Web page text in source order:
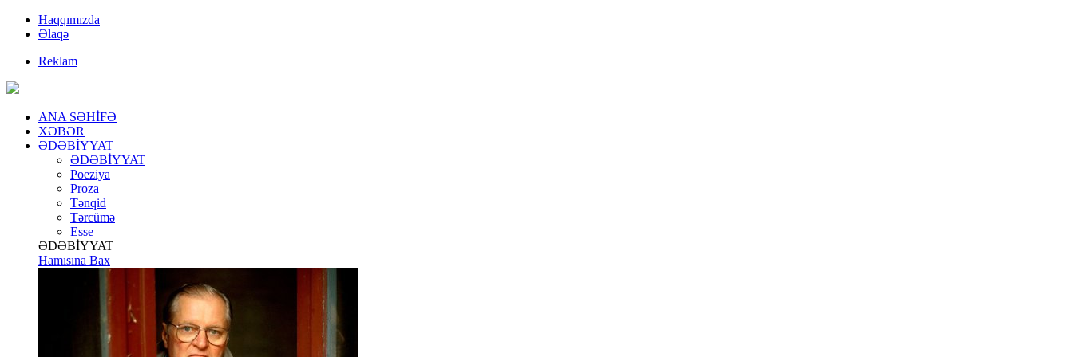
Haqqımızda
Əlaqə
Reklam
ANA SƏHİFƏ
XƏBƏR
ƏDƏBİYYAT
ƏDƏBİYYAT
Poeziya
Proza
Tənqid
Tərcümə
Esse
ƏDƏBİYYAT
Hamısına Bax